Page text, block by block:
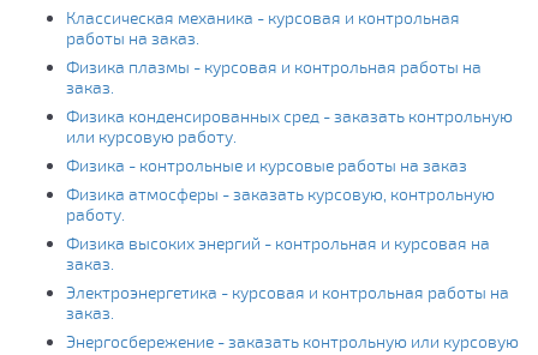
Классическая механика - курсовая и контрольная
работы на заказ.
Физика плазмы - курсовая и контрольная работы на
заказ.
Физика конденсированных сред - заказать контрольную
или курсовую работу.
Физика - контрольные и курсовые работы на заказ
Физика атмосферы - заказать курсовую, контрольную
работу.
Физика высоких энергий - контрольная и курсовая на
заказ.
Электроэнергетика - курсовая и контрольная работы на
заказ.
Энергосбережение - заказать контрольную или курсовую